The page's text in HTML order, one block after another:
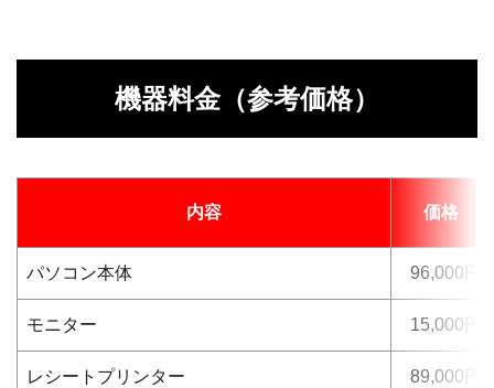
機器料金（参考価格）
内容 価格
パソコン本体 96,000円
モニター 15,000円
レシートプリンター 89,000円